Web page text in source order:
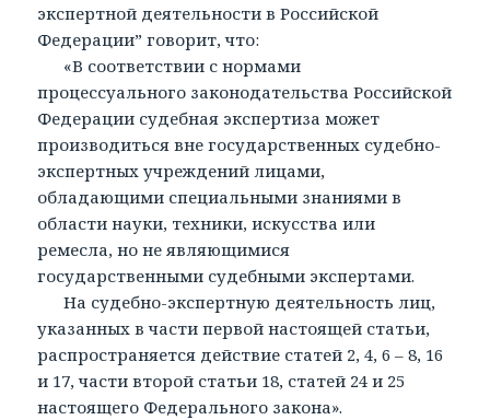
экспертной деятельности в Российской
Федерации” говорит, что:
«В соответствии с нормами
процессуального законодательства Российской
Федерации судебная экспертиза может
производиться вне государственных судебно-
экспертных учреждений лицами,
обладающими специальными знаниями в
области науки, техники, искусства или
ремесла, но не являющимися
государственными судебными экспертами.
На судебно-экспертную деятельность лиц,
указанных в части первой настоящей статьи,
распространяется действие статей 2, 4, 6 – 8, 16
и 17, части второй статьи 18, статей 24 и 25
настоящего Федерального закона».